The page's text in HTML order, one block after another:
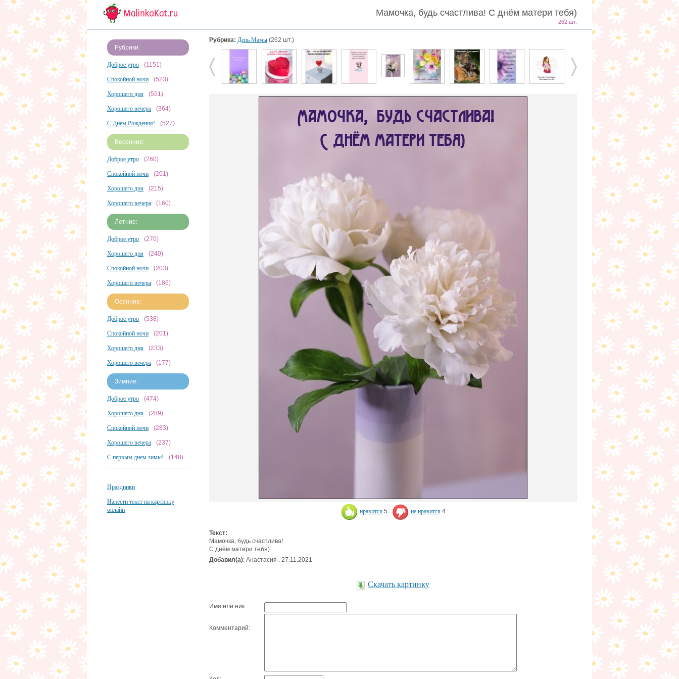
Мамочка, будь счастлива! С днём матери тебя)
262 шт.
Рубрики:
Доброе утро (1151)
Спокойной ночи (523)
Хорошего дня (551)
Хорошего вечера (364)
С Днем Рождения! (527)
Весенние:
Доброе утро (260)
Спокойной ночи (201)
Хорошего дня (215)
Хорошего вечера (160)
Летние:
Доброе утро (270)
Хорошего дня (240)
Спокойной ночи (203)
Хорошего вечера (186)
Осенние:
Доброе утро (538)
Спокойной ночи (201)
Хорошего дня (233)
Хорошего вечера (177)
Зимние:
Доброе утро (474)
Хорошего дня (289)
Спокойной ночи (283)
Хорошего вечера (237)
С первым днем зимы! (148)
Праздники
Нанести текст на картинку
онлайн
Рубрика: День Мамы (262 шт.)
нравится 5 не нравится 4
Текст:
Мамочка, будь счастлива!
С днём матери тебя)
Добавил(а): Анастасия . 27.11.2021
Скачать картинку
Имя или ник:
Комментарий: